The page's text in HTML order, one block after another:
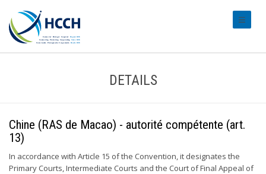
DETAILS
Chine (RAS de Macao) - autorité compétente (art.
13)
In accordance with Article 15 of the Convention, it designates the
Primary Courts, Intermediate Courts and the Court of Final Appeal of